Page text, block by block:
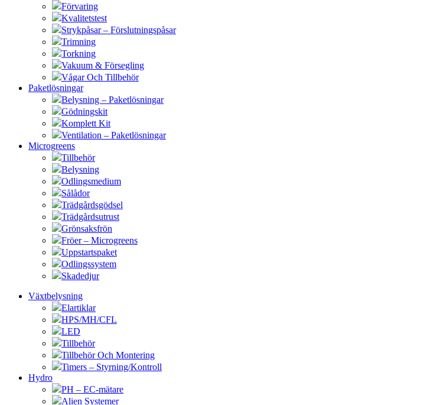
Förvaring
Kvalitetstest
Strykpåsar – Förslutningspåsar
Trimning
Torkning
Vakuum & Försegling
Vågar Och Tillbehör
Paketlösningar
Belysning – Paketlösningar
Gödningskit
Komplett Kit
Ventilation – Paketlösningar
Microgreens
Tillbehör
Belysning
Odlingsmedium
Sålådor
Trädgårdsgödsel
Trädgårdsutrust
Grönsaksfrön
Fröer – Microgreens
Uppstartspaket
Odlingssystem
Skadedjur
Växtbelysning
Elartiklar
HPS/MH/CFL
LED
Tillbehör
Tillbehör Och Montering
Timers – Styrning/Kontroll
Hydro
PH – EC-mätare
Alien Systemer